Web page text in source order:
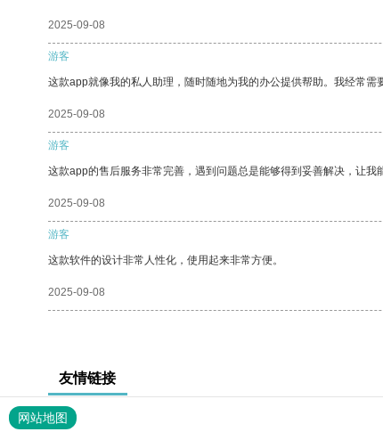
2025-09-08
游客
这款app就像我的私人助理，随时随地为我的办公提供帮助。我经常
2025-09-08
游客
这款app的售后服务非常完善，遇到问题总是能够得到妥善解决，让我
2025-09-08
游客
这款软件的设计非常人性化，使用起来非常方便。
2025-09-08
友情链接
网站地图